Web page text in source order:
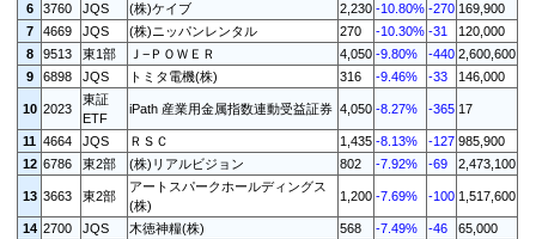
6
3760 JQS (株)ケイブ 2,230 -10.80% -270 169,900
7
4669 JQS (株)ニッパンレンタル 270 -10.30% -31
120,000
8
9513 東1部 Ｊ−ＰＯＷＥＲ 4,050 -9.80% -440 2,600,600
9
6898 JQS トミタ電機(株) 316 -9.46% -33 146,000
10 2023
東証
ETF
iPath 産業用金属指数連動受益証券 4,050 -8.27% -365 17
11 4664 JQS ＲＳＣ 1,435 -8.13% -127 985,900
12 6786 東2部 (株)リアルビジョン 802 -7.92% -69 2,473,100
13 3663 東2部
アートスパークホールディングス
(株)
1,200 -7.69% -100 1,517,600
14 2700 JQS 木徳神糧(株) 568 -7.49% -46
65,000